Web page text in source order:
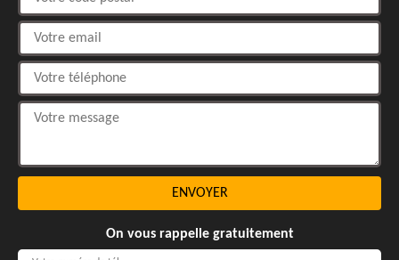
On vous rappelle gratuitement